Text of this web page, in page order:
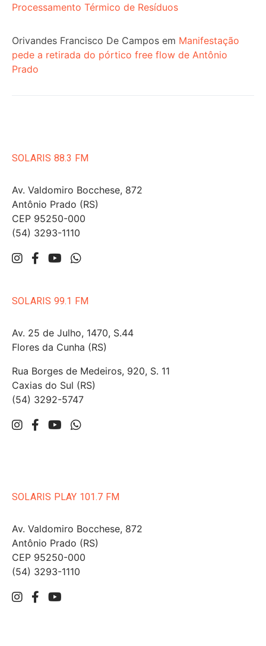
Processamento Térmico de Resíduos
Orivandes Francisco De Campos em Manifestação
pede a retirada do pórtico free flow de Antônio
Prado
SOLARIS 88.3 FM
Av. Valdomiro Bocchese, 872
Antônio Prado (RS)
CEP 95250-000
(54) 3293-1110
SOLARIS 99.1 FM
Av. 25 de Julho, 1470, S.44
Flores da Cunha (RS)
Rua Borges de Medeiros, 920, S. 11
Caxias do Sul (RS)
(54) 3292-5747
SOLARIS PLAY 101.7 FM
Av. Valdomiro Bocchese, 872
Antônio Prado (RS)
CEP 95250-000
(54) 3293-1110